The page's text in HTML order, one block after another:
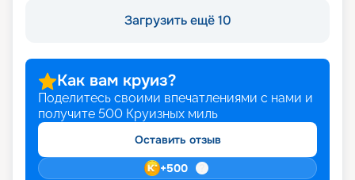
Загрузить ещё 10
Как вам круиз?
Поделитесь своими впечатлениями с нами и
получите 500 Круизных миль
Оставить отзыв
+500